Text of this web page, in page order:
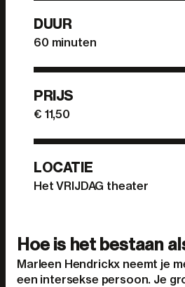
DUUR
60 minuten
PRIJS
€ 11,50
LOCATIE
Het VRIJDAG theater
Hoe is het bestaan
Marleen Hendrickx neemt je
een intersekse persoon. Je